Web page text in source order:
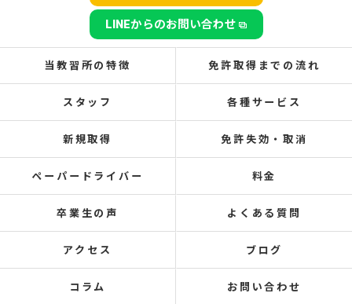
LINEからのお問い合わせ
当教習所の特徴 免許取得までの流れ
スタッフ 各種サービス
新規取得 免許失効・取消
ペーパードライバー 料金
卒業生の声 よくある質問
アクセス ブログ
コラム お問い合わせ